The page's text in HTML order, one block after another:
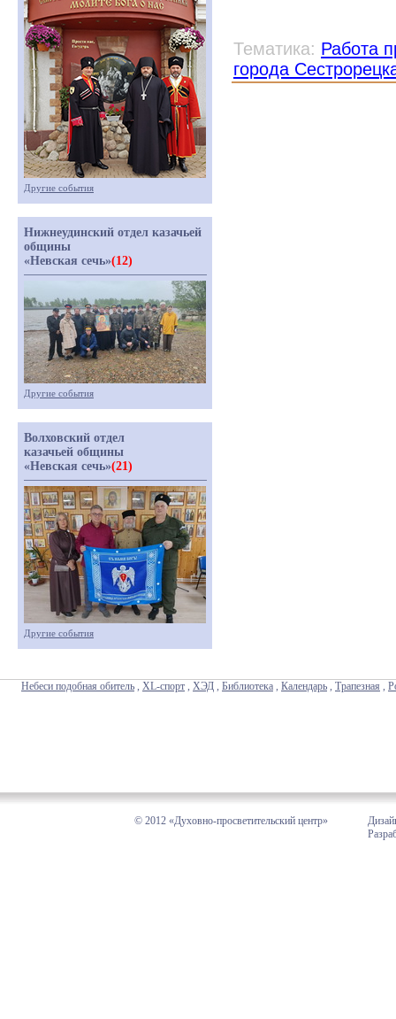
Тематика: Работа
города
Другие события
Нижнеудинский отдел казачьей
общины
«Невская сечь»(12)
Другие события
Волховский отдел
казачьей общины
«Невская сечь»(21)
Другие события
Небеси подобная обитель , XL-спорт , ХЭД , Библиотека , Календарь , Трапезная ,
© 2012 «Духовно-просветительский центр»